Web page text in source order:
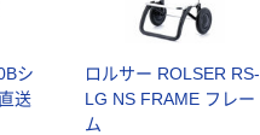
シ
送
ロルサー ROLSER RS-
LG NS FRAME フレー
ム